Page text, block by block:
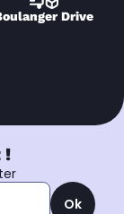
Drive
!
Ok